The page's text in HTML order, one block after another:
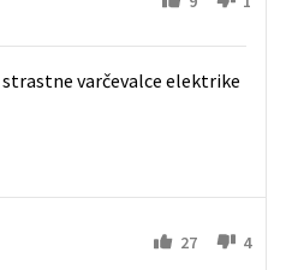
varčevalce elektrike
27 4